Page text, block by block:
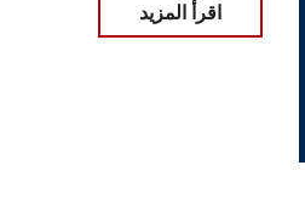
اقرأ المزيد